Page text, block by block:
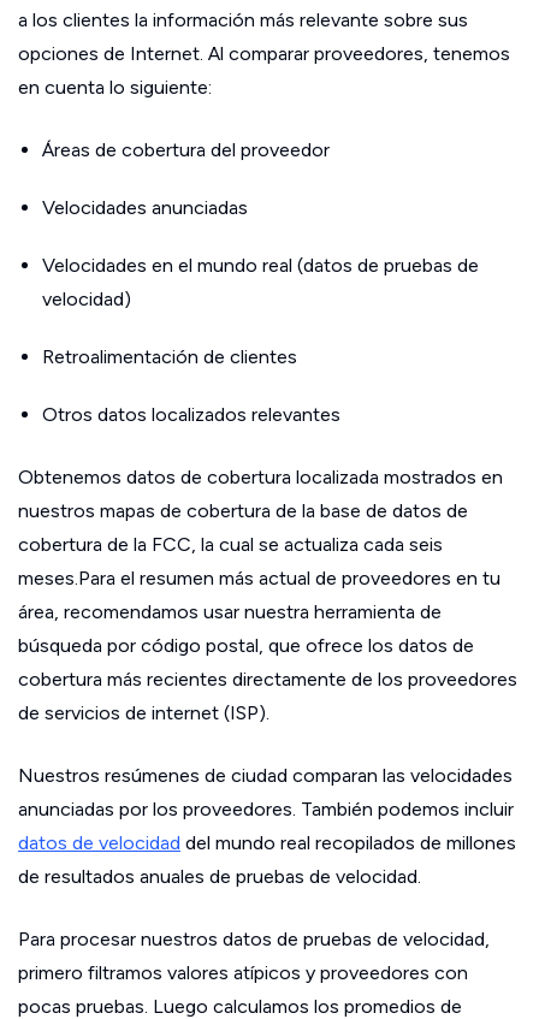
a los clientes la información más relevante sobre sus
opciones de Internet. Al comparar proveedores, tenemos
en cuenta lo siguiente:
Áreas de cobertura del proveedor
Velocidades anunciadas
Velocidades en el mundo real (datos de pruebas de
velocidad)
Retroalimentación de clientes
Otros datos localizados relevantes
Obtenemos datos de cobertura localizada mostrados en
nuestros mapas de cobertura de la base de datos de
cobertura de la FCC, la cual se actualiza cada seis
meses.Para el resumen más actual de proveedores en tu
área, recomendamos usar nuestra herramienta de
búsqueda por código postal, que ofrece los datos de
cobertura más recientes directamente de los proveedores
de servicios de internet (ISP).
Nuestros resúmenes de ciudad comparan las velocidades
anunciadas por los proveedores. También podemos incluir
datos de velocidad del mundo real recopilados de millones
de resultados anuales de pruebas de velocidad.
Para procesar nuestros datos de pruebas de velocidad,
primero filtramos valores atípicos y proveedores con
pocas pruebas. Luego calculamos los promedios de